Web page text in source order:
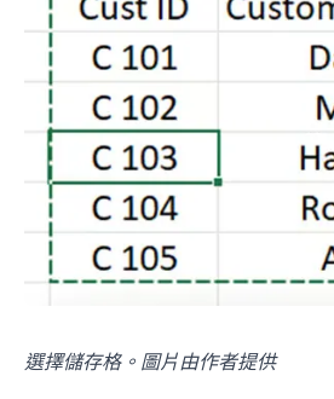
選擇儲存格。圖片由作者提供